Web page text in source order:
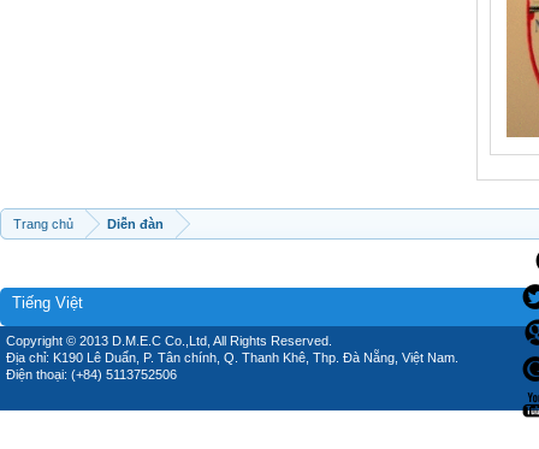
Trang chủ Diễn đàn
Tiếng Việt
Copyright © 2013 D.M.E.C Co.,Ltd, All Rights Reserved.
Địa chỉ: K190 Lê Duẩn, P. Tân chính, Q. Thanh Khê, Thp. Đà Nẵng, Việt Nam.
Điện thoại: (+84) 5113752506